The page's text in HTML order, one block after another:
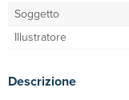
Soggetto
Illustratore
Descrizione